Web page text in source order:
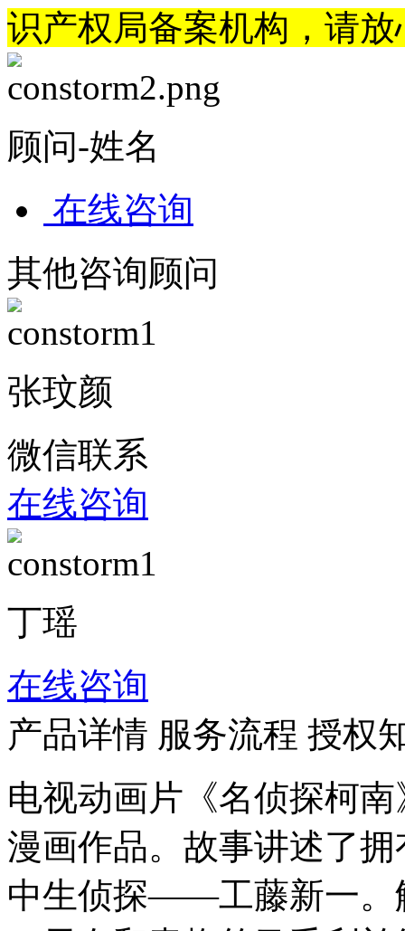
识产权局备案机构，请放
顾问-姓名
在线咨询
其他咨询顾问
张玟颜
微信联系
在线咨询
丁瑶
在线咨询
产品详情 服务流程 授权
电视动画片《名侦探柯
漫画作品。故事讲述了
中生侦探——工藤新一。